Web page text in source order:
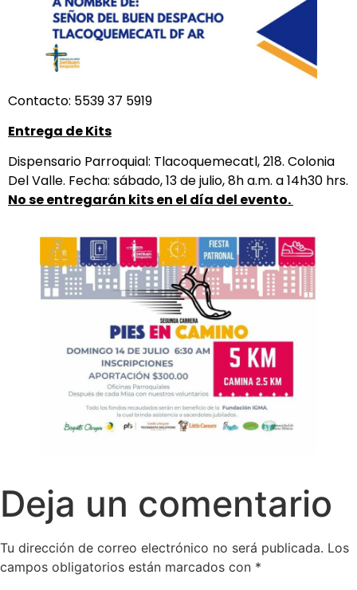
Contacto: 5539 37 5919
Entrega de Kits
Dispensario Parroquial: Tlacoquemecatl, 218. Colonia
Del Valle. Fecha: sábado, 13 de julio, 8h a.m. a 14h30 hrs.
No se entregarán kits en el día del evento.
Deja un comentario
Tu dirección de correo electrónico no será publicada. Los
campos obligatorios están marcados con *